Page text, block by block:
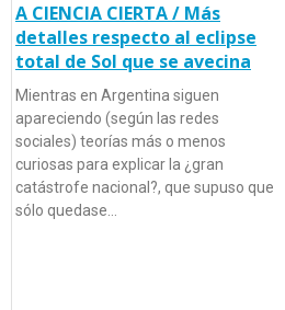
A CIENCIA CIERTA / Más
detalles respecto al eclipse
total de Sol que se avecina
Mientras en Argentina siguen
apareciendo (según las redes
sociales) teorías más o menos
curiosas para explicar la ¿gran
catástrofe nacional?, que supuso que
sólo quedase…